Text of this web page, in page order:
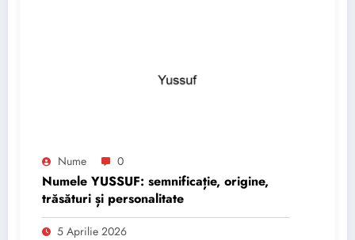
Nume 0
Numele YUSSUF: semnificație, origine,
trăsături și personalitate
5 Aprilie 2026